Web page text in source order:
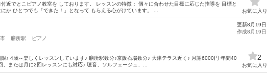
近でとこピアノ教室を しております。 レッスンの特徴： 個々に合わせた目標に応じた指導を 目標と
か ひとつでも「できた！」となって もらえる心がけています。 ...
お気に入り
膳所駅
ピアノ
♪ 4歳～楽しくレッスンしています♪ 膳所駅数分♪京阪石場数分♪ 大津テラス近く♪ 月謝6000円 年間40
、または月に2回レッスンにも対応♪ 聴音、ソルフェージュ、...
更新8月19日
作成8月19日
2
お気に入り